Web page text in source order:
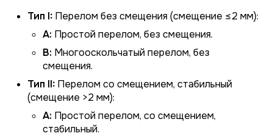
Тип I: Перелом без смещения (смещение ≤2 мм):
А: Простой перелом, без смещения.
В: Многооскольчатый перелом, без
смещения.
Тип II: Перелом со смещением, стабильный
(смещение >2 мм):
А: Простой перелом, со смещением,
стабильный.